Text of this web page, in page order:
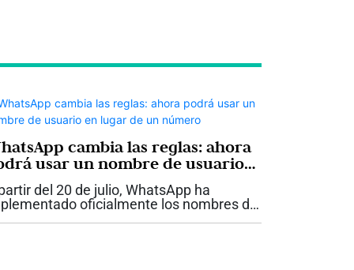
cambia las reglas: ahora
usar un nombre de usuario
lugar de un número
del 20 de julio, WhatsApp ha
oficialmente los nombres de
(@handles) en Colombia, un cambio